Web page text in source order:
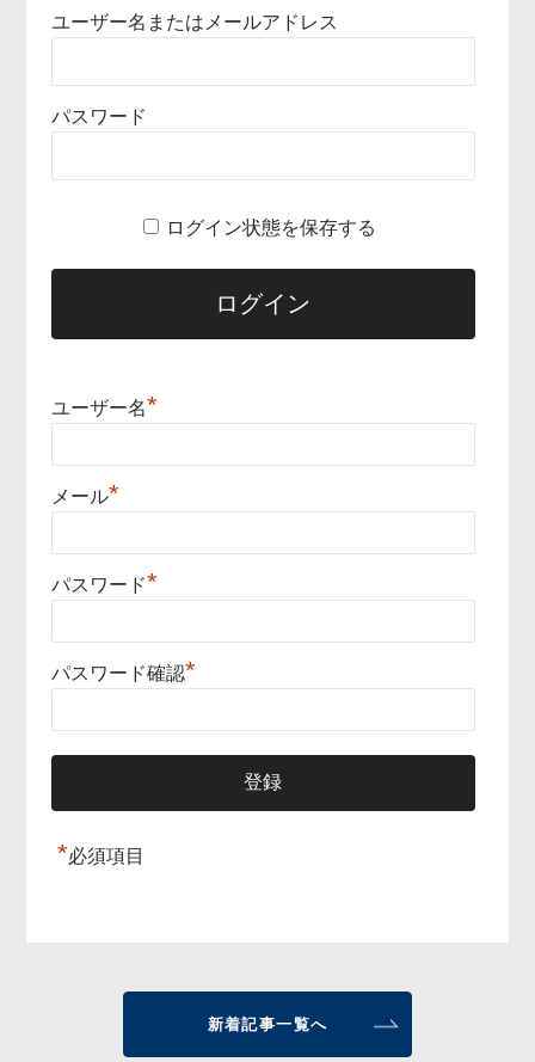
ユーザー名またはメールアドレス
パスワード
ログイン状態を保存する
ユーザー名*
メール*
パスワード*
パスワード確認*
*必須項目
新着記事一覧へ